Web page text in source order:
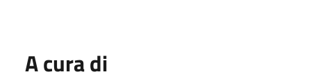
A cura di